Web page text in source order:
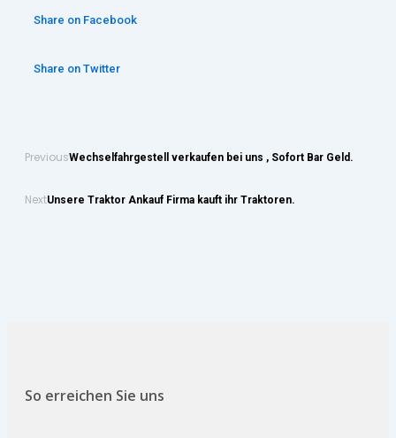
Share on Facebook
Share on Twitter
PreviousWechselfahrgestell verkaufen bei uns , Sofort Bar Geld.
NextUnsere Traktor Ankauf Firma kauft ihr Traktoren.
So erreichen Sie uns